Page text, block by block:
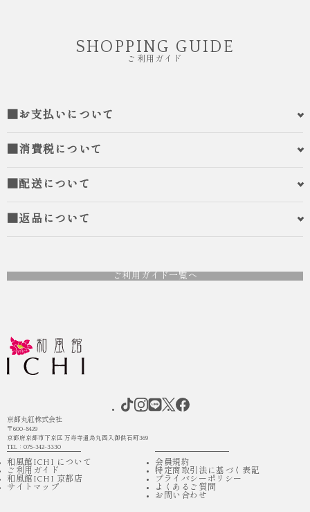
SHOPPING GUIDE
ご利用ガイド
■お支払いについて
■消費税について
■配送について
■返品について
ご利用ガイド一覧へ
京都丸紅株式会社
〒600-8429
京都府京都市下京区 万寿寺通烏丸西入御供石町369
TEL：075-342-3330
和風館ICHI について
ご利用ガイド
和風館ICHI 京都店
サイトマップ
会員規約
特定商取引法に基づく表記
プライバシーポリシー
よくあるご質問
お問い合わせ